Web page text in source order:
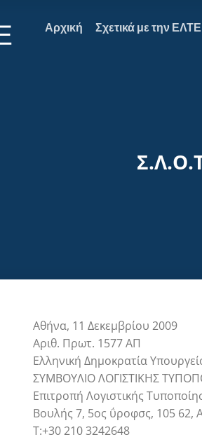
Αρχική Σχετικά με την ΕΛΤΕ
Αθήνα, 11 Δεκεμβρίου 2009
Αριθ. Πρωτ. 1577 ΑΠ
Ελληνική Δημοκρατία
ΣΥΜΒΟΥΛΙΟ ΛΟΓΙΣΤΙΚΗΣ
Επιτροπή Λογιστικής
Βουλής 7, 5ος ΰροφσς, 105 62,
Τ:+30 210 3242648